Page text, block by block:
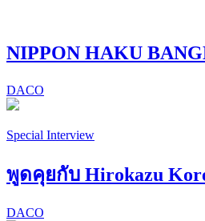
NIPPON HAKU
DACO
Special Interview
พูดคุยกับ Hirokazu
DACO